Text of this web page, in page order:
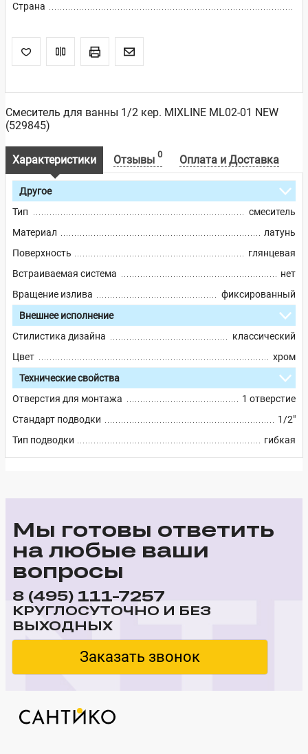
Страна
Смеситель для ванны 1/2 кер. MIXLINE ML02-01 NEW
(529845)
Характеристики Отзывы 0 Оплата и Доставка
Другое
Тип
смеситель
Материал
латунь
Поверхность
глянцевая
Встраиваемая система
нет
Вращение излива
фиксированный
Внешнее исполнение
Стилистика дизайна
классический
Цвет
хром
Технические свойства
Отверстия для монтажа
1 отверстие
Стандарт подводки
1/2"
Тип подводки
гибкая
Мы готовы ответить
на любые ваши
вопросы
8 (495) 111-7257
КРУГЛОСУТОЧНО И БЕЗ
ВЫХОДНЫХ
Заказать звонок